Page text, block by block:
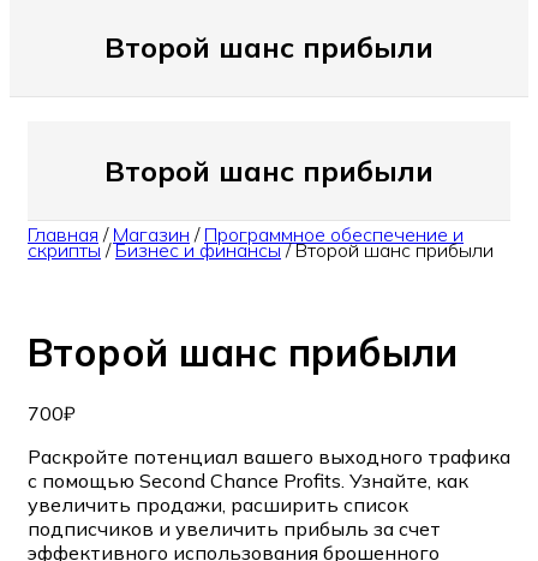
Второй шанс прибыли
Второй шанс прибыли
Главная / Магазин / Программное обеспечение и
скрипты/Бизнес и финансы/Второй шанс прибыли
Второй шанс прибыли
700₽
Раскройте потенциал вашего выходного трафика
с помощью Second Chance Profits. Узнайте, как
увеличить продажи, расширить список
подписчиков и увеличить прибыль за счет
эффективного использования брошенного